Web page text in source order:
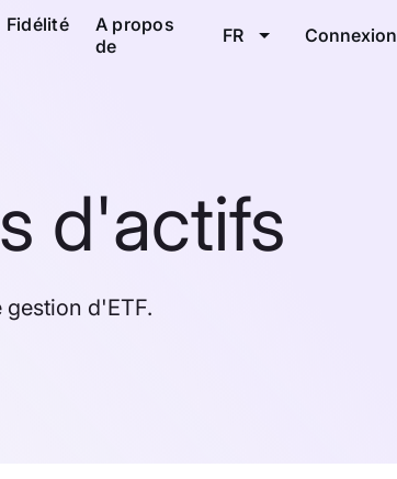
Fidélité
A propos
de
FR Connexion
d'actifs
d'ETF.